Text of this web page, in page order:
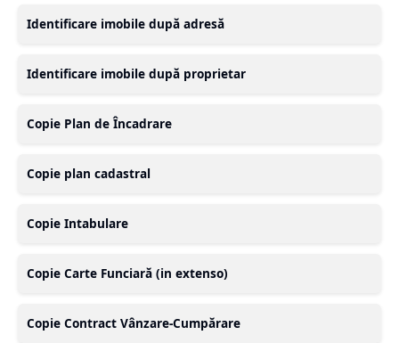
Identificare imobile după adresă
Identificare imobile după proprietar
Copie Plan de Încadrare
Copie plan cadastral
Copie Intabulare
Copie Carte Funciară (in extenso)
Copie Contract Vânzare-Cumpărare